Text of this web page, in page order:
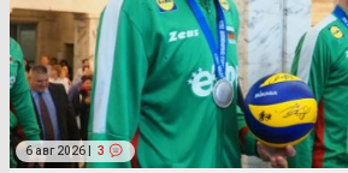
6 авг 2026 | 3